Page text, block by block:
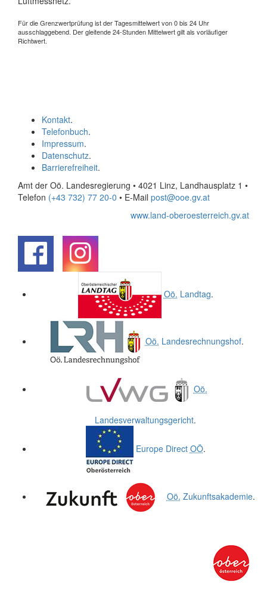
Für die Grenzwertprüfung ist der Tagesmittelwert von 0 bis 24 Uhr
ausschlaggebend. Der gleitende 24-Stunden Mittelwert gilt als vorläufiger
Richtwert.
Kontakt.
Telefonbuch.
Impressum.
Datenschutz.
Barrierefreiheit.
Amt der Oö. Landesregierung • 4021 Linz, Landhausplatz 1 •
Telefon (+43 732) 77 20-0 • E-Mail post@ooe.gv.at
www.land-oberoesterreich.gv.at
Oö. Landtag.
Oö. Landesrechnungshof.
Oö.
Landesverwaltungsgericht.
Europe Direct OÖ.
Oö. Zukunftsakademie.